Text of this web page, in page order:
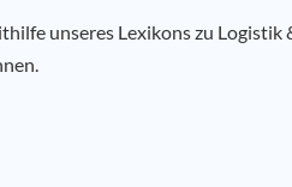
unseres Lexikons zu Logistik